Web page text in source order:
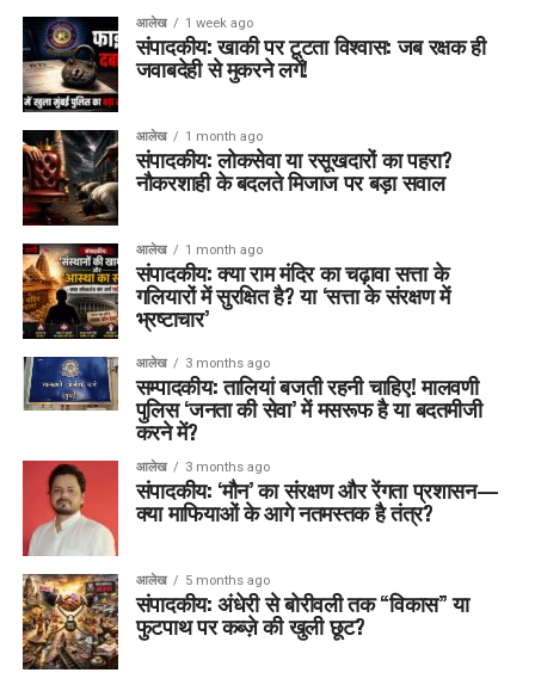
आलेख 1 week ago
संपादकीय: खाकी पर टूटता विश्वास: जब रक्षक ही
जवाबदेही से मुकरने लगें!
आलेख 1 month ago
संपादकीय: लोकसेवा या रसूखदारों का पहरा?
नौकरशाही के बदलते मिजाज पर बड़ा सवाल
आलेख 1 month ago
संपादकीय: क्या राम मंदिर का चढ़ावा सत्ता के
गलियारों में सुरक्षित है? या ‘सत्ता के संरक्षण में
भ्रष्टाचार’
आलेख 3 months ago
सम्पादकीय: तालियां बजती रहनी चाहिए! मालवणी
पुलिस ‘जनता की सेवा’ में मसरूफ है या बदतमीजी
करने में?
आलेख 3 months ago
संपादकीय: ‘मौन’ का संरक्षण और रेंगता प्रशासन—
क्या माफियाओं के आगे नतमस्तक है तंत्र?
आलेख 5 months ago
संपादकीय: अंधेरी से बोरीवली तक “विकास” या
फुटपाथ पर कब्ज़े की खुली छूट?